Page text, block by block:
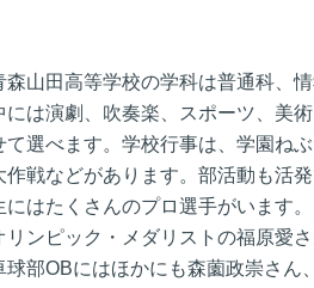
森山田高等学校の学科は普通科、
には演劇、吹奏楽、スポーツ、美
て選べます。学校行事は、学園ね
作戦などがあります。部活動も活
にはたくさんのプロ選手がいます。
リンピック・メダリストの福原愛
球部OBにはほかにも森薗政崇さ